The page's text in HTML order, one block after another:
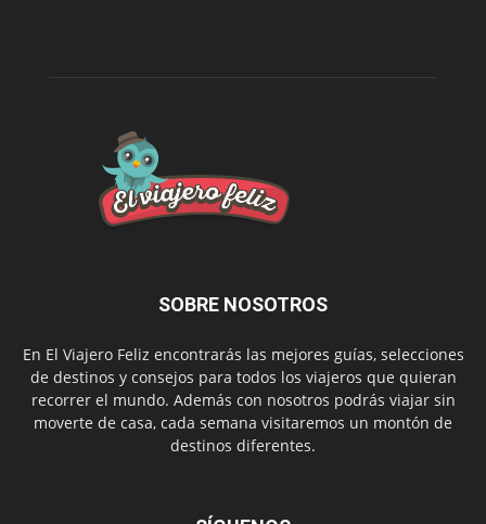
SOBRE NOSOTROS
En El Viajero Feliz encontrarás las mejores guías, selecciones
de destinos y consejos para todos los viajeros que quieran
recorrer el mundo. Además con nosotros podrás viajar sin
moverte de casa, cada semana visitaremos un montón de
destinos diferentes.